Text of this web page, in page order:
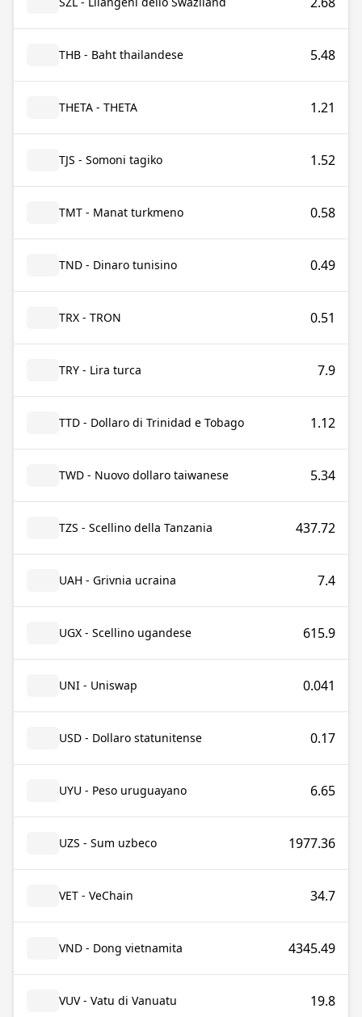
THB - Baht thailandese 5.48
THETA - THETA 1.21
TJS - Somoni tagiko 1.52
TMT - Manat turkmeno 0.58
TND - Dinaro tunisino 0.49
TRX - TRON 0.51
TRY - Lira turca 7.9
TTD - Dollaro di Trinidad e Tobago 1.12
TWD - Nuovo dollaro taiwanese 5.34
TZS - Scellino della Tanzania 437.72
UAH - Grivnia ucraina 7.4
UGX - Scellino ugandese 615.9
UNI - Uniswap 0.041
USD - Dollaro statunitense 0.17
UYU - Peso uruguayano 6.65
UZS - Sum uzbeco 1977.36
VET - VeChain 34.7
VND - Dong vietnamita 4345.49
VUV - Vatu di Vanuatu 19.8